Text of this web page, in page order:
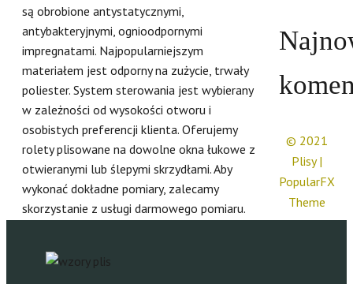
są obrobione antystatycznymi,
antybakteryjnymi, ognioodpornymi
impregnatami. Najpopularniejszym
materiałem jest odporny na zużycie, trwały
poliester. System sterowania jest wybierany
w zależności od wysokości otworu i
osobistych preferencji klienta. Oferujemy
rolety plisowane na dowolne okna łukowe z
otwieranymi lub ślepymi skrzydłami. Aby
wykonać dokładne pomiary, zalecamy
skorzystanie z usługi darmowego pomiaru.
© 2021
Plisy |
PopularFX
Theme